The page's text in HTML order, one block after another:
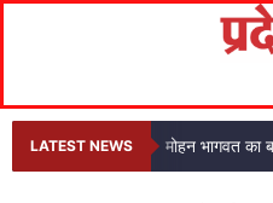
LATEST NEWS मोहन भागवत का